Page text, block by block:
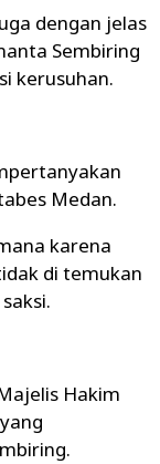
dengan jelas
Sembiring
kerusuhan.
Medan.
karena
di temukan
Hakim